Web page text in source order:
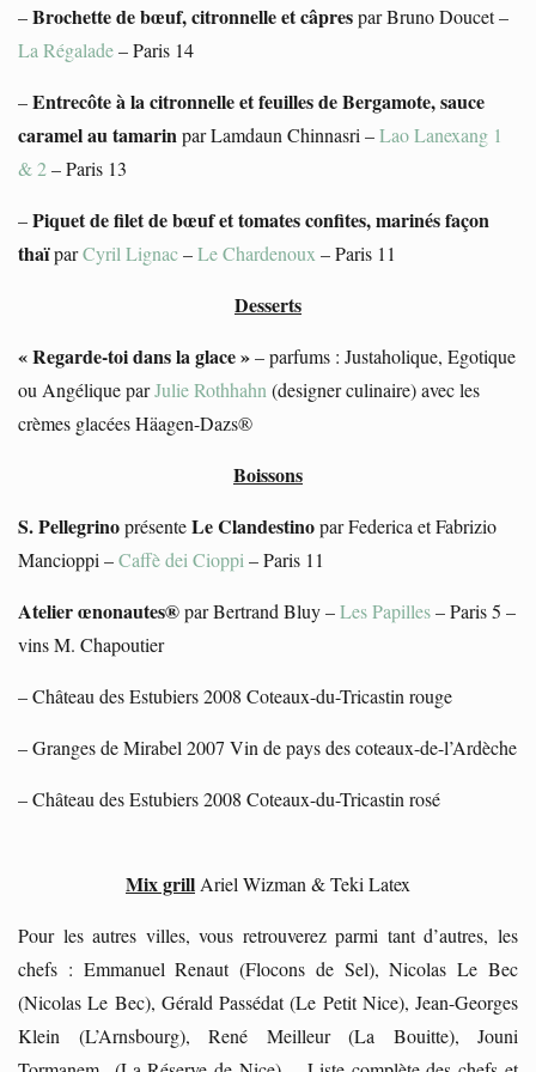
–Brochette de bœuf, citronnelle et câprespar Bruno Doucet –
La Régalade– Paris 14
–Entrecôte à la citronnelle et feuilles de Bergamote, sauce
caramel au tamarinpar Lamdaun Chinnasri –Lao Lanexang 1
& 2– Paris 13
–Piquet de filet de bœuf et tomates confites, marinés façon
thaïparCyril Lignac–Le Chardenoux – Paris 11
Desserts
« Regarde-toi dans la glace »– parfums : Justaholique, Egotique
ou Angélique parJulie Rothhahn (designer culinaire) avec les
crèmes glacées Häagen-Dazs®
Boissons
S. PellegrinoprésenteLe Clandestinopar Federica et Fabrizio
Mancioppi –Caffè dei Cioppi – Paris 11
Atelier œnonautes®par Bertrand Bluy –Les Papilles– Paris 5 –
vins M. Chapoutier
– Château des Estubiers 2008 Coteaux-du-Tricastin rouge
– Granges de Mirabel 2007 Vin de pays des coteaux-de-l’Ardèche
– Château des Estubiers 2008 Coteaux-du-Tricastin rosé
Mix grill Ariel Wizman & Teki Latex
Pour les autres villes, vous retrouverez parmi tant d’autres, les
chefs : Emmanuel Renaut (Flocons de Sel), Nicolas Le Bec
(Nicolas Le Bec), Gérald Passédat (Le Petit Nice), Jean-Georges
Klein (L’Arnsbourg), René Meilleur (La Bouitte), Jouni